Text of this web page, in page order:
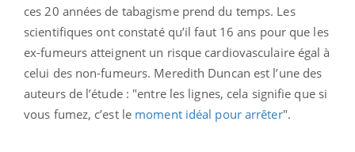
ces 20 années de tabagisme prend du temps. Les
scientifiques ont constaté qu’il faut 16 ans pour que les
ex-fumeurs atteignent un risque cardiovasculaire égal à
celui des non-fumeurs. Meredith Duncan est l’une des
auteurs de l’étude : "entre les lignes, cela signifie que si
vous fumez, c’est le moment idéal pour arrêter".